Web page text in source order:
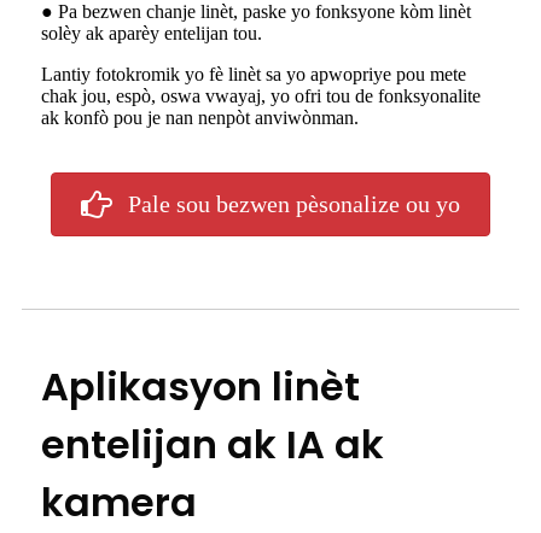
● Pa bezwen chanje linèt, paske yo fonksyone kòm linèt
solèy ak aparèy entelijan tou.
Lantiy fotokromik yo fè linèt sa yo apwopriye pou mete
chak jou, espò, oswa vwayaj, yo ofri tou de fonksyonalite
ak konfò pou je nan nenpòt anviwònman.
Pale sou bezwen pèsonalize ou yo
Aplikasyon linèt
entelijan ak IA ak
kamera